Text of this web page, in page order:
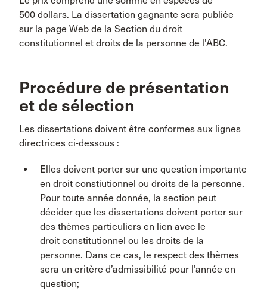
500 dollars. La dissertation gagnante sera publiée
sur la page Web de la Section du droit
constitutionnel et droits de la personne de l'ABC.
Procédure de présentation
et de sélection
Les dissertations doivent être conformes aux lignes
directrices ci-dessous :
Elles doivent porter sur une question importante
en droit constiutionnel ou droits de la personne.
Pour toute année donnée, la section peut
décider que les dissertations doivent porter sur
des thèmes particuliers en lien avec le
droit constitutionnel ou les droits de la
personne. Dans ce cas, le respect des thèmes
sera un critère d’admissibilité pour l’année en
question;